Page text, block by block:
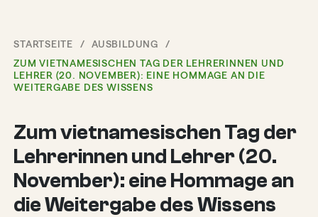
STARTSEITE
AUSBILDUNG
ZUM VIETNAMESISCHEN TAG DER LEHRERINNEN UND
LEHRER (20. NOVEMBER): EINE HOMMAGE AN DIE
WEITERGABE DES WISSENS
Zum vietnamesischen Tag der
Lehrerinnen und Lehrer (20.
November): eine Hommage an
die Weitergabe des Wissens